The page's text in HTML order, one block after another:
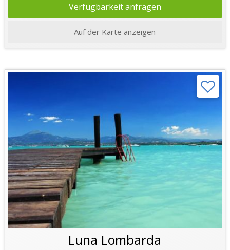
Verfügbarkeit anfragen
Auf der Karte anzeigen
Luna Lombarda